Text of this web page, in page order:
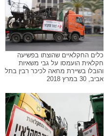
כלים החקלאיים שהוצתו בפשיעה
חקלאית הועמסו על גבי משאיות
והובלו בשיירת מחאה לכיכר רבין בתל
אביב, 30 במרץ 2018